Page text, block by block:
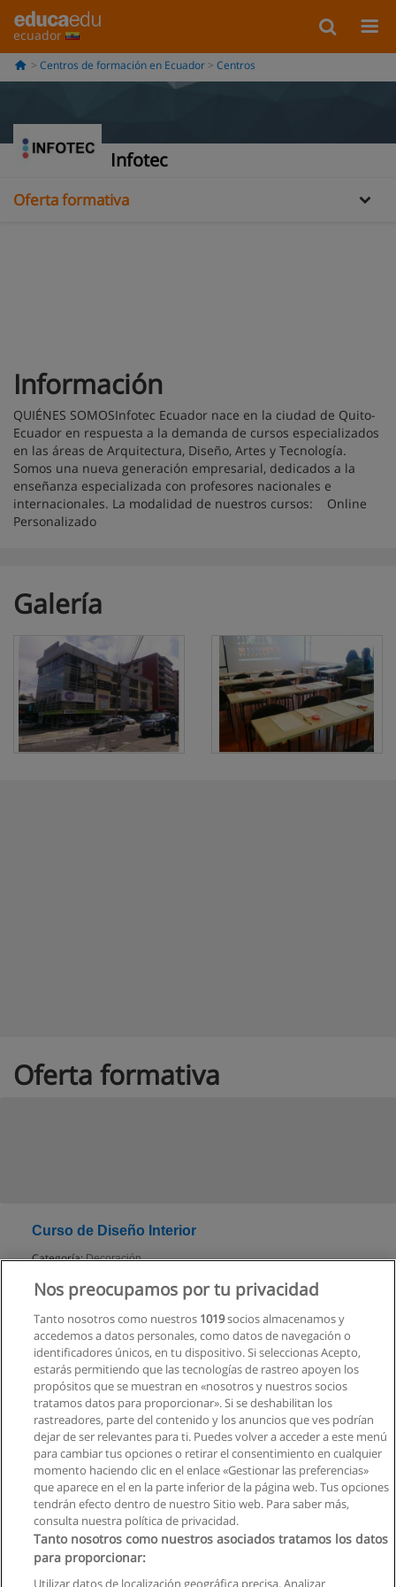
ecuador
Centros de formación en Ecuador Centros
Infotec
Galería
Oferta formativa
Información
QUIÉNES SOMOSInfotec Ecuador nace en la ciudad de Quito-
Ecuador en respuesta a la demanda de cursos especializados
en las áreas de Arquitectura, Diseño, Artes y Tecnología.
Somos una nueva generación empresarial, dedicados a la
enseñanza especializada con profesores nacionales e
internacionales. La modalidad de nuestros cursos: Online
Personalizado
Galería
Oferta formativa
Curso de Diseño Interior
Categoría: Decoración
Modalidad:
Solicita información
Ver cursos históricos
Nos preocupamos por tu privacidad
Tanto nosotros como nuestros 1019socios almacenamos y
accedemos a datos personales, como datos de navegación o
identificadores únicos, en tu dispositivo. Si seleccionas Acepto,
estarás permitiendo que las tecnologías de rastreo apoyen los
propósitos que se muestran en «nosotros y nuestros socios
tratamos datos para proporcionar». Si se deshabilitan los
rastreadores, parte del contenido y los anuncios que ves podrían
dejar de ser relevantes para ti. Puedes volver a acceder a este menú
para cambiar tus opciones o retirar el consentimiento en cualquier
momento haciendo clic en el enlace «Gestionar las preferencias»
que aparece en el en la parte inferior de la página web. Tus opciones
tendrán efecto dentro de nuestro Sitio web. Para saber más,
consulta nuestra política de privacidad.
Tanto nosotros como nuestros asociados tratamos los datos
para proporcionar:
Utilizar datos de localización geográfica precisa. Analizar